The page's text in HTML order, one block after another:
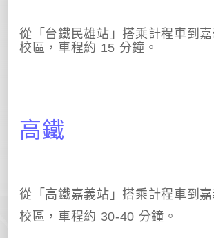
從「台鐵民雄站」搭乘計程車到
校區，車程約 15 分鐘。
高鐵
從「高鐵嘉義站」搭乘計程車到
校區，車程約 30-40 分鐘。